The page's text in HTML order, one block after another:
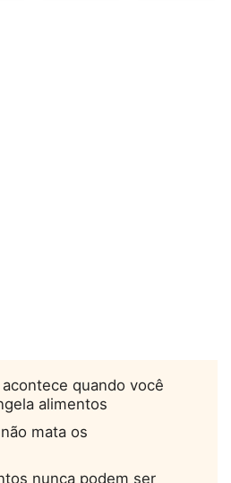
quando você
alimentos
mata os
nunca podem ser